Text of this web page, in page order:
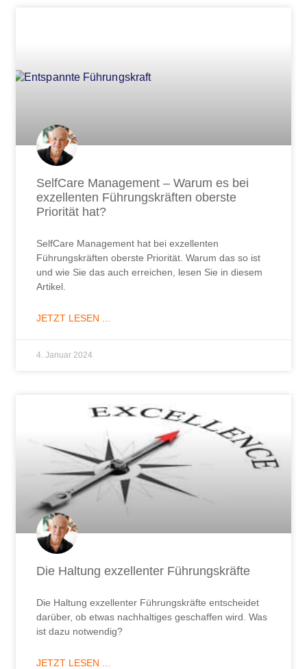
SelfCare Management – Warum es bei
exzellenten Führungskräften oberste
Priorität hat?
SelfCare Management hat bei exzellenten
Führungskräften oberste Priorität. Warum das so ist
und wie Sie das auch erreichen, lesen Sie in diesem
Artikel.
JETZT LESEN ...
4. Januar 2024
Die Haltung exzellenter Führungskräfte
Die Haltung exzellenter Führungskräfte entscheidet
darüber, ob etwas nachhaltiges geschaffen wird. Was
ist dazu notwendig?
JETZT LESEN ...